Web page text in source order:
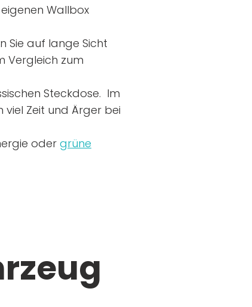
Wallbox
Sie auf lange Sicht
Vergleich zum
Steckdose. Im
Zeit und Ärger bei
oder grüne